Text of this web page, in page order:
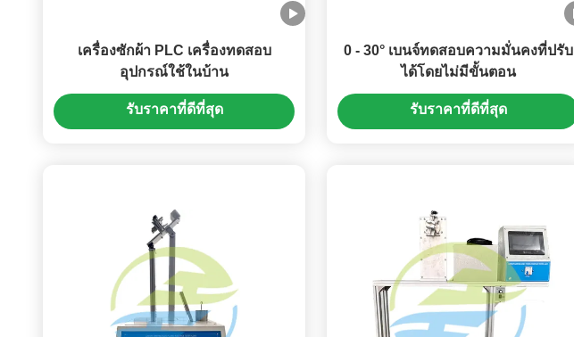
เครื่องซักผ้า PLC เครื่องทดสอบ
อุปกรณ์ใช้ในบ้าน
รับราคาที่ดีที่สุด
0 - 30° เบนจ์ทดสอบความมั่นคงที่ปรับ
ได้โดยไม่มีขั้นตอน
รับราคาที่ดีที่สุด